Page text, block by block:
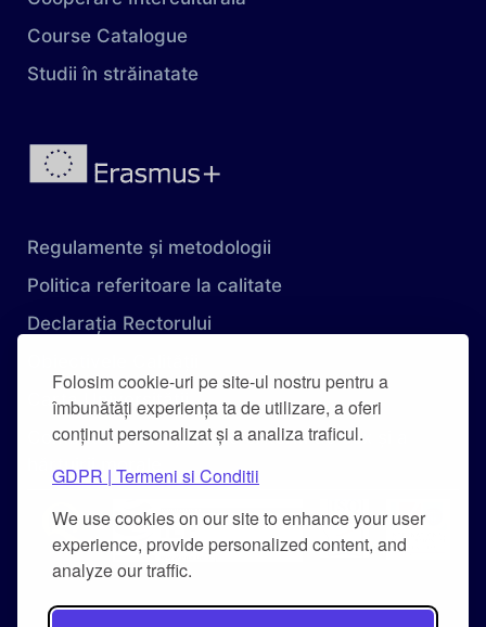
Folosim cookie-uri pe site-ul nostru pentru a
îmbunătăți experiența ta de utilizare, a oferi
conținut personalizat și a analiza traficul.
GDPR | Termeni si Conditii
We use cookies on our site to enhance your user
experience, provide personalized content, and
analyze our traffic.
Course Catalogue
Studii în străinatate
Regulamente și metodologii
Politica referitoare la calitate
Declarația Rectorului
Carta Universității
Combaterea hărțuirii pe criteriu de sex și a